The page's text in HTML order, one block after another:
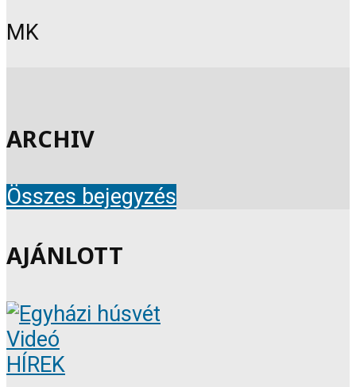
MK
ARCHIV
Összes bejegyzés
AJÁNLOTT
Videó
HÍREK